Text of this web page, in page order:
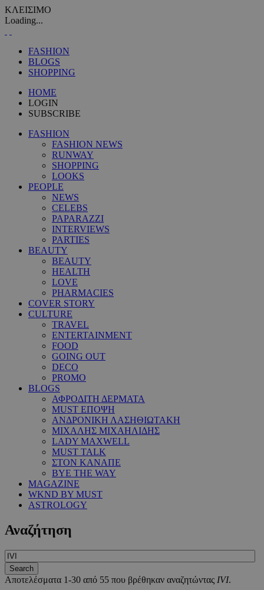
ΚΛΕΙΣΙΜΟ
Loading...
FASHION
BLOGS
SHOPPING
HOME
LOGIN
SUBSCRIBE
FASHION
FASHION NEWS
RUNWAY
SHOPPING
LOOKS
PEOPLE
NEWS
CELEBS
PAPARAZZI
INTERVIEWS
PARTIES
BEAUTY
BEAUTY
HEALTH
LOVE
PHARMACIES
COVER STORY
CULTURE
TRAVEL
ENTERTAINMENT
FOOD
GOING OUT
DECO
PROMO
BLOGS
ΑΦΡΟΔΙΤΗ ΔΕΡΜΑΤΑ
MUST ΕΠΟΨΗ
ΑΝΔΡΟΝΙΚΗ ΛΑΣΗΘΙΩΤΑΚΗ
ΜΙΧΑΛΗΣ ΜΙΧΑΗΛΙΔΗΣ
LADY MAXWELL
MUST TALK
ΣΤΟΝ ΚΑΝΑΠΕ
BYE THE WAY
MAGAZINE
WKND BY MUST
ASTROLOGY
Αναζήτηση
Αποτελέσματα 1-30 από 55 που βρέθηκαν αναζητώντας IVI.